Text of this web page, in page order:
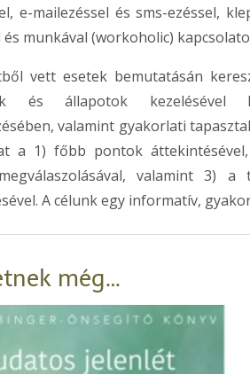
e-mailezéssel és sms-ezéssel,
és munkával (workoholic)
vett esetek bemutatásán
és állapotok kezelésével
valamint gyakorlati
a 1) főbb pontok
valamint 3)
A célunk egy informatív,
még…